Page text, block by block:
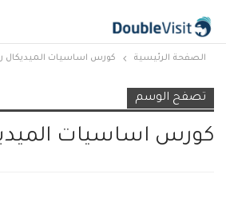
الصفحة الرئيسية كورس اساسيات الميديكال
تصفح الوسم
كورس اساسيات